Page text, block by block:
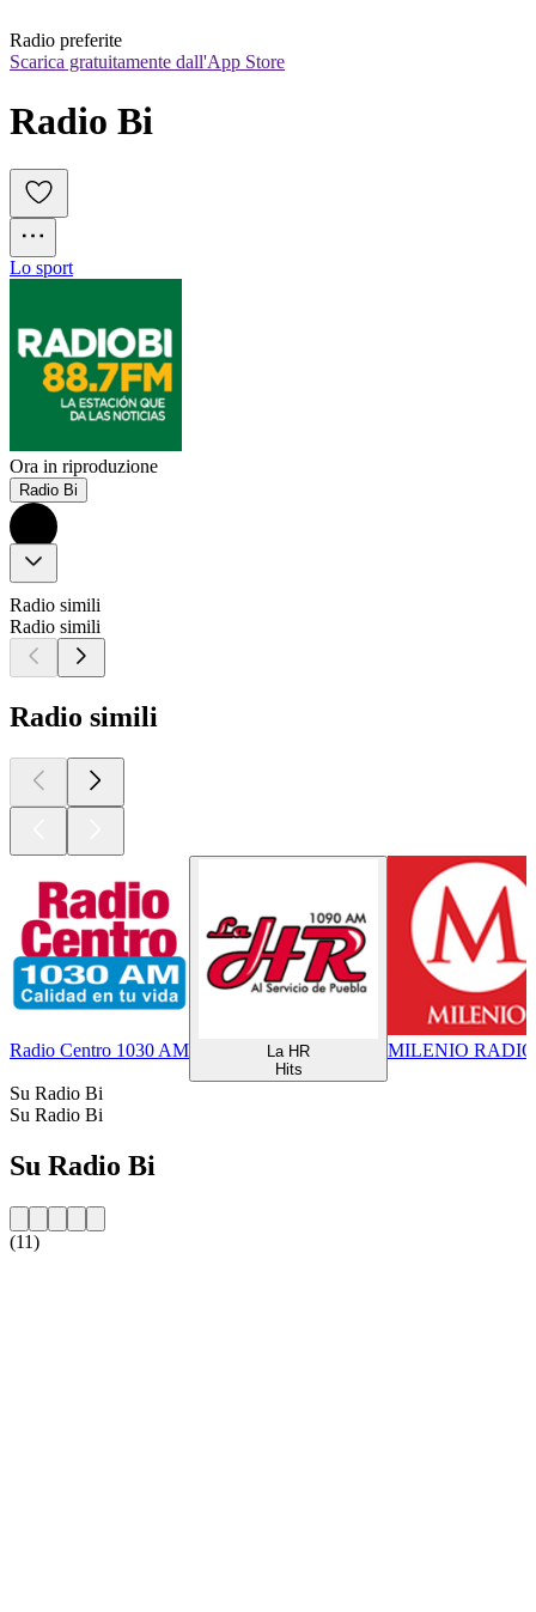
Radio preferite
Scarica gratuitamente dall'App Store
Radio Bi
Lo sport
Ora in riproduzione
Radio Bi
Radio simili
Radio simili
Radio simili
Radio Centro 1030 AM
La HR
Hits
MILENIO
Su Radio Bi
Su Radio Bi
Su Radio Bi
(11)